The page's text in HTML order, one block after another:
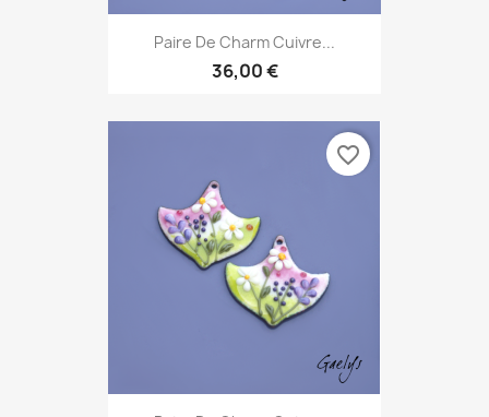
Paire De Charm Cuivre...
36,00 €
favorite_border